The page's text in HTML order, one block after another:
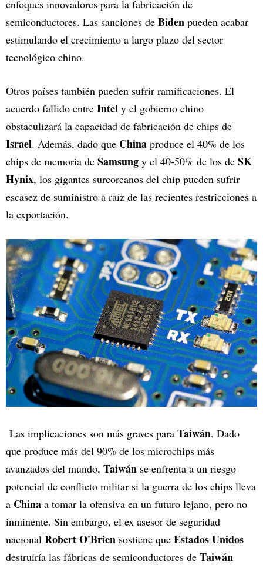
enfoques innovadores para la fabricación de
semiconductores. Las sanciones de Biden pueden acabar
estimulando el crecimiento a largo plazo del sector
tecnológico chino.
Otros países también pueden sufrir ramificaciones. El
acuerdo fallido entre Intel y el gobierno chino
obstaculizará la capacidad de fabricación de chips de
Israel. Además, dado que China produce el 40% de los
chips de memoria de Samsung y el 40-50% de los de SK
Hynix, los gigantes surcoreanos del chip pueden sufrir
escasez de suministro a raíz de las recientes restricciones a
la exportación.
Las implicaciones son más graves para Taiwán. Dado
que produce más del 90% de los microchips más
avanzados del mundo, Taiwán se enfrenta a un riesgo
potencial de conflicto militar si la guerra de los chips lleva
a China a tomar la ofensiva en un futuro lejano, pero no
inminente. Sin embargo, el ex asesor de seguridad
nacional Robert O'Brien sostiene que Estados Unidos
destruiría las fábricas de semiconductores de Taiwán